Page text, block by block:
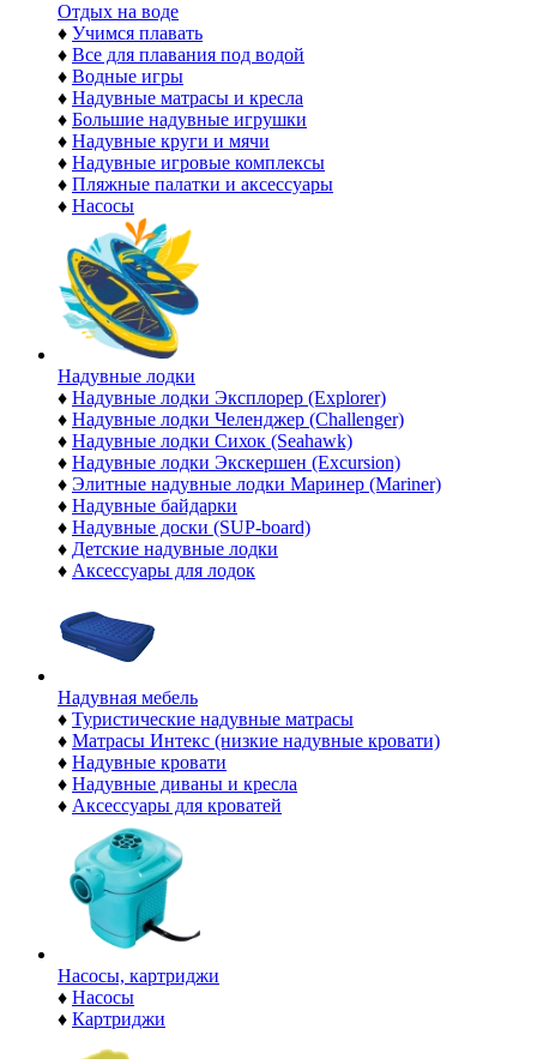
Отдых на воде
♦ Учимся плавать
♦ Все для плавания под водой
♦ Водные игры
♦ Надувные матрасы и кресла
♦ Большие надувные игрушки
♦ Надувные круги и мячи
♦ Надувные игровые комплексы
♦ Пляжные палатки и аксессуары
♦ Насосы
Надувные лодки
♦ Надувные лодки Эксплорер (Explorer)
♦ Надувные лодки Челенджер (Challenger)
♦ Надувные лодки Сихок (Seahawk)
♦ Надувные лодки Экскершен (Excursion)
♦ Элитные надувные лодки Маринер (Mariner)
♦ Надувные байдарки
♦ Надувные доски (SUP-board)
♦ Детские надувные лодки
♦ Аксессуары для лодок
Надувная мебель
♦ Туристические надувные матрасы
♦ Матрасы Интекс (низкие надувные кровати)
♦ Надувные кровати
♦ Надувные диваны и кресла
♦ Аксессуары для кроватей
Насосы, картриджи
♦ Насосы
♦ Картриджи